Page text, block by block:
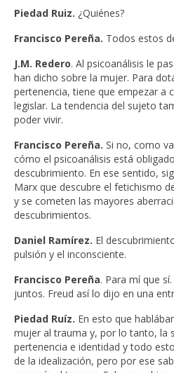
Piedad Ruiz. ¿Quiénes?
Francisco Pereña. Todos estos
J.M. Redero. Al psicoanálisis le
han dicho sobre la mujer. Para
pertenencia, tiene que empezar a
legislar. La tendencia del sujeto
poder vivir.
Francisco Pereña. Si no, como
cómo el psicoanálisis está
descubrimiento. En ese sentido,
Marx que descubre el fetichismo
y se cometen las mayores
descubrimientos.
Daniel Ramírez. El
pulsión y el inconsciente.
Francisco Pereña. Para mí que
juntos. Freud así lo dijo en una
Piedad Ruíz. En esto que
mujer al trauma y, por lo tanto, la
pertenencia e identidad y todo
de la idealización, pero por ese